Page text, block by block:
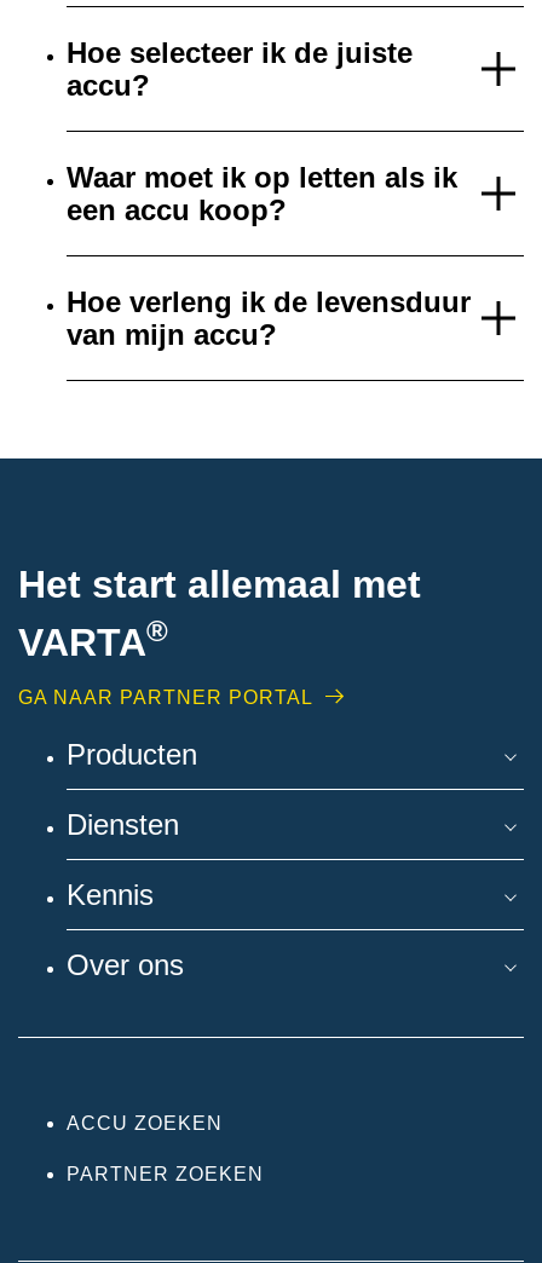
Hoe selecteer ik de juiste
accu?
Waar moet ik op letten als ik
een accu koop?
Hoe verleng ik de levensduur
van mijn accu?
Het start allemaal met
VARTA®
GA NAAR PARTNER PORTAL
Producten
Diensten
Kennis
Over ons
ACCU ZOEKEN
PARTNER ZOEKEN